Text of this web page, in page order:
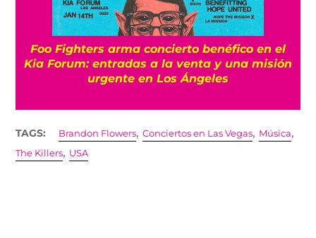
Foo Fighters arma concierto benéfico en el
Kia Forum: entradas a la venta y una misión
urgente en Los Ángeles
TAGS: Brandon Flowers,Conciertos en Las Vegas, Música,
The Killers, USA